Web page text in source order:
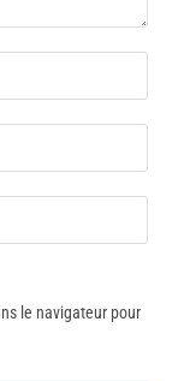
le navigateur pour